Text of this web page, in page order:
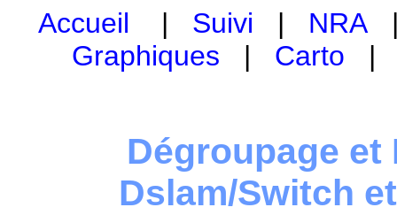
Accueil | Suivi | NRA
Graphiques | Carto
Dégroupage et
Dslam/Switch